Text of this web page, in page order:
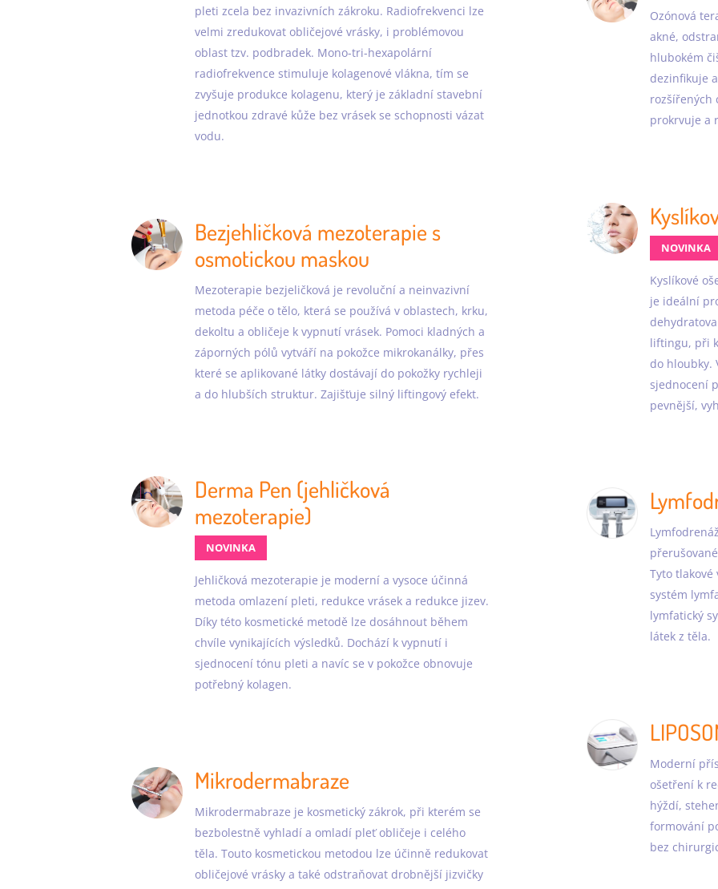
pleti zcela bez invazivních zákroku. Radiofrekvenci lze
velmi zredukovat obličejové vrásky, i problémovou
oblast tzv. podbradek. Mono-tri-hexapolární
radiofrekvence stimuluje kolagenové vlákna, tím se
zvyšuje produkce kolagenu, který je základní stavební
jednotkou zdravé kůže bez vrásek se schopnosti vázat
vodu.
Bezjehličková mezoterapie s
osmotickou maskou
Mezoterapie bezjeličková je revoluční a neinvazivní
metoda péče o tělo, která se používá v oblastech, krku,
dekoltu a obličeje k vypnutí vrásek. Pomoci kladných a
záporných pólů vytváří na pokožce mikrokanálky, přes
které se aplikované látky dostávají do pokožky rychleji
a do hlubších struktur. Zajišťuje silný liftingový efekt.
Derma Pen (jehličková
mezoterapie)
NOVINKA
Jehličková mezoterapie je moderní a vysoce účinná
metoda omlazení pleti, redukce vrásek a redukce jizev.
Díky této kosmetické metodě lze dosáhnout během
chvíle vynikajících výsledků. Dochází k vypnutí i
sjednocení tónu pleti a navíc se v pokožce obnovuje
potřebný kolagen.
Mikrodermabraze
Mikrodermabraze je kosmetický zákrok, při kterém se
bezbolestně vyhladí a omladí pleť obličeje i celého
těla. Touto kosmetickou metodou lze účinně redukovat
obličejové vrásky a také odstraňovat drobnější jizvičky
Ozónová
akné,
hlubokém
dezinfikuje
rozšířených
prokrvuje a
NOVINKA
Kyslíkové
je ideální
liftingu, při
do hloubky.
sjednocení
pevnější,
Tyto
systém
lymfatický
látek z těla.
Moderní
ošetření k
hýždí,
formování
bez